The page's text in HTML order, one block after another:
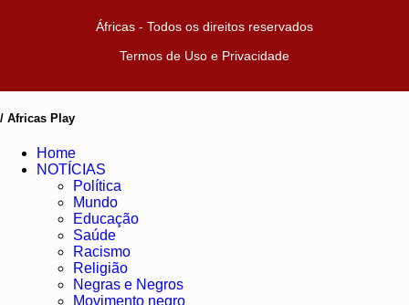
Áfricas - Todos os direitos reservados
Termos de Uso e Privacidade
/ Africas Play
Home
NOTÍCIAS
Política
Mundo
Educação
Saúde
Racismo
Religião
Negras e Negros
Movimento negro